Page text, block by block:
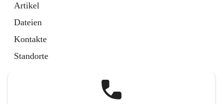
Artikel
Dateien
Kontakte
Standorte